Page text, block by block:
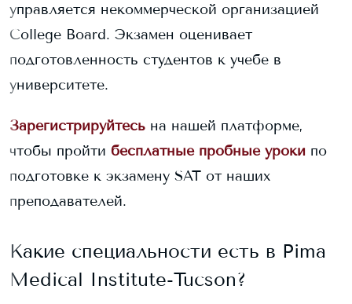
управляется некоммерческой организацией
College Board. Экзамен оценивает
подготовленность студентов к учебе в
университете.
Зарегистрируйтесь на нашей платформе,
чтобы пройти бесплатные пробные уроки по
подготовке к экзамену SAT от наших
преподавателей.
Какие специальности есть в Pima
Medical Institute-Tucson?